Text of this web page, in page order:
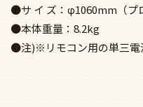
●サ イ ズ：φ1060mm（
●本体重量：8.2kg
●注)※リモコン用の単三電